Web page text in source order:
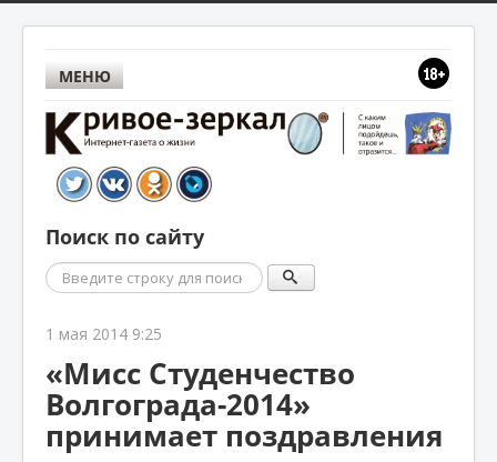
МЕНЮ
Поиск по сайту
Поиск
1 мая 2014 9:25
«Мисс Студенчество
Волгограда-2014»
принимает поздравления